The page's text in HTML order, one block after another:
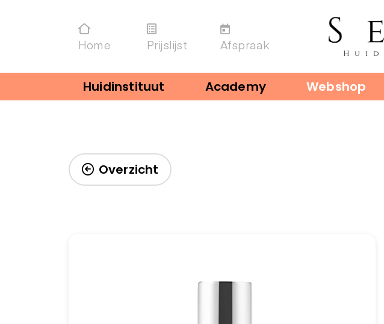
Home Prijslijst Afspraak
Huidinstituut Academy Webshop
Overzicht